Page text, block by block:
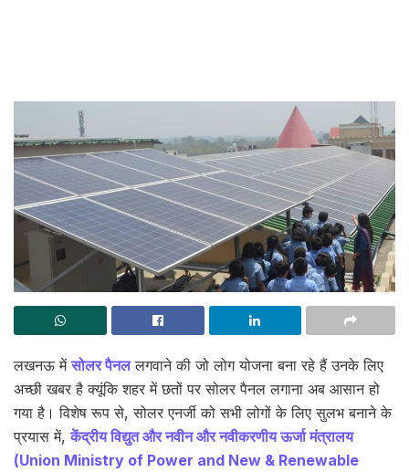
लखनऊ मेंसोलर पैनललगवाने की जो लोग योजना बना रहे हैं उनके लिए
अच्छी खबर है क्यूंकि शहर में छतों पर सोलर पैनल लगाना अब आसान हो
गया है। विशेष रूप से, सोलर एनर्जी को सभी लोगों के लिए सुलभ बनाने के
प्रयास में,केंद्रीय विद्युत और नवीन और नवीकरणीय ऊर्जा मंत्रालय
(Union Ministry of Power and New & Renewable